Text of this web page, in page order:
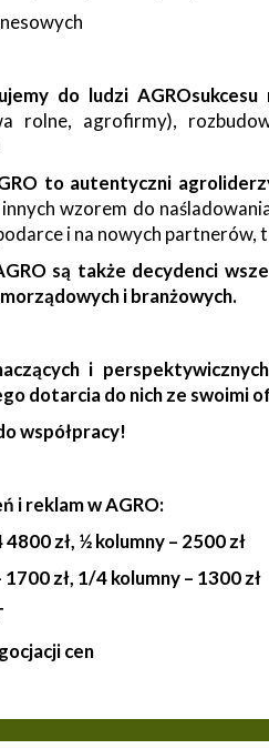
do ludzi AGROsukcesu
rolne, agrofirmy),
to autentyczni
wzorem do
i na nowych partnerów,
są także decydenci
i branżowych.
i
dotarcia do nich ze swoimi
współpracy!
i reklam w AGRO:
4800 zł, ½ kolumny – 2500 zł
zł, 1/4 kolumny – 1300 zł
cen